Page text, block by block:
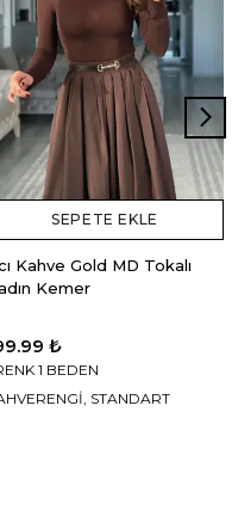
SEPETE EKLE
Kahve Gold MD Tokalı
Kemer
₺
1 BEDEN
STANDART